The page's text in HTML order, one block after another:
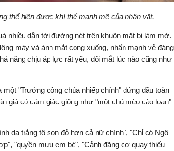
thể hiện được khí thế mạnh mẽ của nhân vật.
nhiều dẫn tới đường nét trên khuôn mặt bị làm mờ.
mày và ánh mắt cong xuống, nhấn mạnh vẻ đáng
năng chịu áp lực rất yếu, đôi mắt lúc nào cũng như
"Trưởng công chúa nhiếp chính" đứng đầu toàn
giả có cảm giác giống như "một chú mèo cào loạn"
da trắng tô son đỏ hơn cả nữ chính", "Chỉ có Ngô
"quyền mưu em bé", "Cảnh đăng cơ quay thiếu